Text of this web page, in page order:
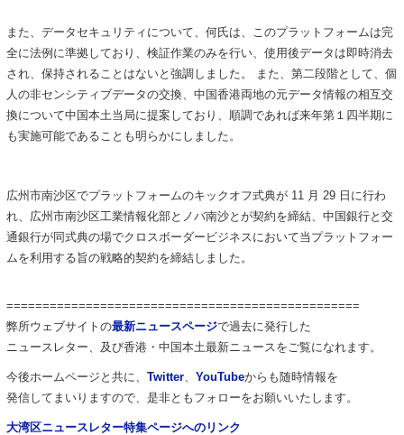
また、データセキュリティについて、何氏は、このプラットフォームは完
全に法例に準拠しており、検証作業のみを行い、使用後データは即時消去
され、保持されることはないと強調しました。 また、第二段階として、個
人の非センシティブデータの交換、中国香港両地の元データ情報の相互交
換について中国本土当局に提案しており、順調であれば来年第１四半期に
も実施可能であることも明らかにしました。
広州市南沙区でプラットフォームのキックオフ式典が 11 月 29 日に行わ
れ、広州市南沙区工業情報化部とノバ南沙とが契約を締結、中国銀行と交
通銀行が同式典の場でクロスボーダービジネスにおいて当プラットフォー
ムを利用する旨の戦略的契約を締結しました。
=================================================
弊所ウェブサイトの最新ニュースページで過去に発行した
ニュース レター、 及び香港・中国本土最新ニュースをご覧になれます。
今後ホームページと共に、 Twitter、 YouTubeからも 随時情報を
発信してまいりますので、 是非ともフォローをお願いいたします。
大湾区ニュースレター特集ページへのリンク